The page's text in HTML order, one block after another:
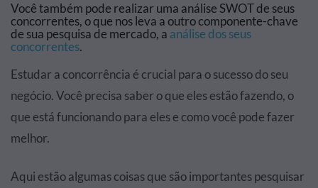
Você também pode realizar uma análise SWOT de seus
concorrentes, o que nos leva a outro componente-chave
de sua pesquisa de mercado, a análise dos seus
concorrentes.
Estudar a concorrência é crucial para o sucesso do seu
negócio. Você precisa saber o que eles estão fazendo, o
que está funcionando para eles e como você pode fazer
melhor.
Aqui estão algumas coisas que são importantes pesquisar